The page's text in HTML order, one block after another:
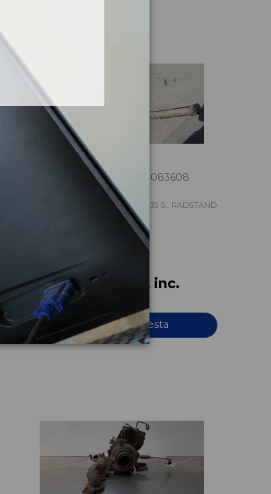
BALLESTA TRASERA 504083608
IVECO DAILY PR EINZELKABINE 35 S... RADSTAND
54,45 € IVA inc.
Añadir a la cesta